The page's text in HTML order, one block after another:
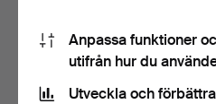
MATGRUPP, teak, bord och
Klubbades 15 jun 2026
39 bud
Anpassa funktioner
utifrån hur du
Utveckla och